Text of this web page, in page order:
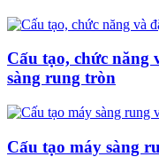
Cấu tạo, chức năng
sàng rung tròn
Cấu tạo máy sàng